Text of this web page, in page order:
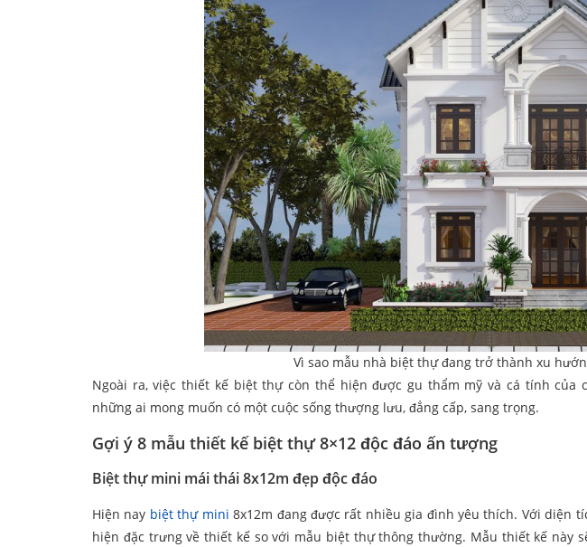
Vì sao mẫu nhà biệt thự đang trở thành xu
Ngoài ra, việc thiết kế biệt thự còn thể hiện được gu thẩm mỹ và cá tính của
những ai mong muốn có một cuộc sống thượng lưu, đẳng cấp, sang trọng.
Gợi ý 8 mẫu thiết kế biệt thự 8×12 độc đáo ấn tượng
Biệt thự mini mái thái 8x12m đẹp độc đáo
Hiện nay biệt thự mini 8x12m đang được rất nhiều gia đình yêu thích. Với diện
hiện đặc trưng về thiết kế so với mẫu biệt thự thông thường. Mẫu thiết kế này